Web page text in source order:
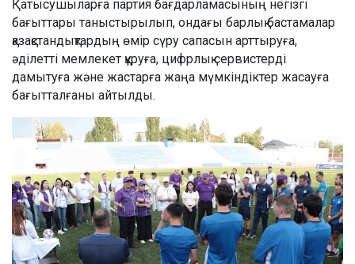
Қатысушыларға партия бағдарламасының негізгі
бағыттары таныстырылып, ондағы барлық бастамалар
қазақстандықтардың өмір сүру сапасын арттыруға,
әділетті мемлекет құруға, цифрлық сервистерді
дамытуға және жастарға жаңа мүмкіндіктер жасауға
бағытталғаны айтылды.